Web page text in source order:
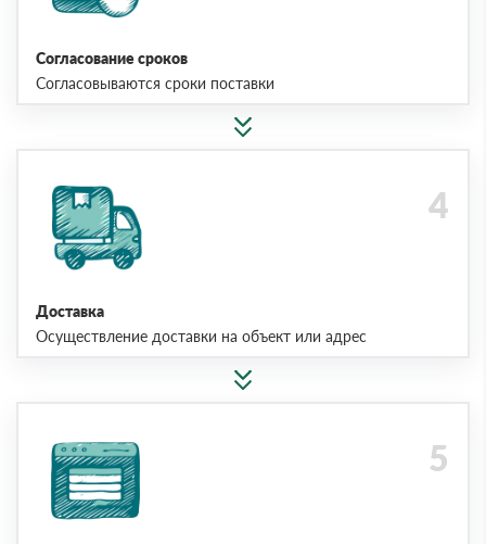
Согласование сроков
Согласовываются сроки поставки
Доставка
Осуществление доставки на объект или адрес